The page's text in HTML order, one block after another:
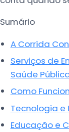
Sumário
A Corrida
Serviços de
Saúde
Como
Tecnologia e
Educação e